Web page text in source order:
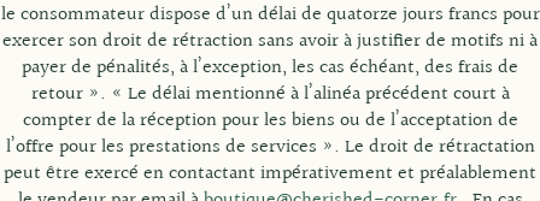
le consommateur dispose d’un délai de quatorze jours francs pour
exercer son droit de rétraction sans avoir à justifier de motifs ni à
payer de pénalités, à l’exception, les cas échéant, des frais de
retour ». « Le délai mentionné à l’alinéa précédent court à
compter de la réception pour les biens ou de l’acceptation de
l’offre pour les prestations de services ». Le droit de rétractation
peut être exercé en contactant impérativement et préalablement